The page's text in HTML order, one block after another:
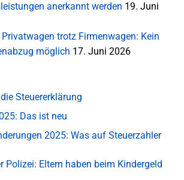
anerkannt werden 19. Juni
trotz Firmenwagen: Kein
möglich 17. Juni 2026
Steuererklärung
Das ist neu
2025: Was auf Steuerzahler
Polizei: Eltern haben beim Kindergeld